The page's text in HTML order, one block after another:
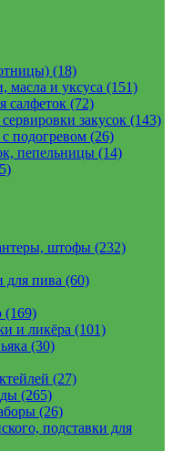
(18)
масла и уксуса (151)
салфеток (72)
закусок (143)
подогревом (26)
пепельницы (14)
штофы (232)
для пива (60)
(169)
и ликёра (101)
(30)
(27)
(265)
(26)
подставки для